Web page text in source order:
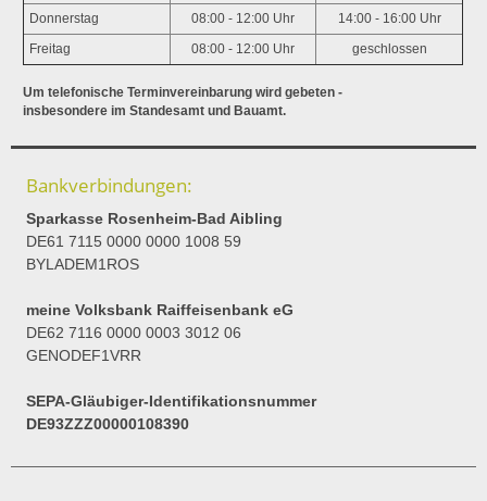
Donnerstag 08:00 - 12:00 Uhr 14:00 - 16:00 Uhr
Freitag 08:00 - 12:00 Uhr geschlossen
Um telefonische Terminvereinbarung wird gebeten -
insbesondere im Standesamt und Bauamt.
Bankverbindungen:
Sparkasse Rosenheim-Bad Aibling
DE61 7115 0000 0000 1008 59
BYLADEM1ROS
meine Volksbank Raiffeisenbank eG
DE62 7116 0000 0003 3012 06
GENODEF1VRR
SEPA-Gläubiger-Identifikationsnummer
DE93ZZZ00000108390